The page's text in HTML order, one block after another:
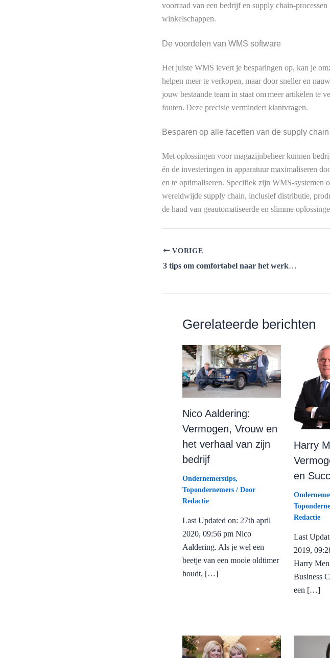
voorraad van een bedrijf en supply chain-
winkelschappen.
De voordelen van WMS software
Het juiste WMS levert je besparingen op, kan je
helpen meer te verkopen, maar door sneller en
jouw bestaande team in staat om meer artikelen te
fouten. Deze precisie vermindert klantvragen.
Besparen op alle facetten van de supply chain
Met oplossingen voor magazijnbeheer kunnen
én de investeringen in apparatuur maximaliseren
en te optimaliseren. Specifiek zijn WMS-systemen
wereldwijde supply chain, inclusief distributie,
de hand van geautomatiseerde en slimme
VORIGE
3 tips om comfortabel naar het werk te fietsen
Gerelateerde berichten
Nico Aaldering:
Vermogen, Vrouw en
het verhaal van zijn
bedrijf
Ondernemerstips,
Topondernemers / Door
Redactie
Last Updated on: 27th april
2020, 09:56 pm Nico
Aaldering. Als je wel een
beetje van een mooie oldtimer
houdt, […]
Harry
en
Redactie
Last
2019,
Harry
Business
een […]